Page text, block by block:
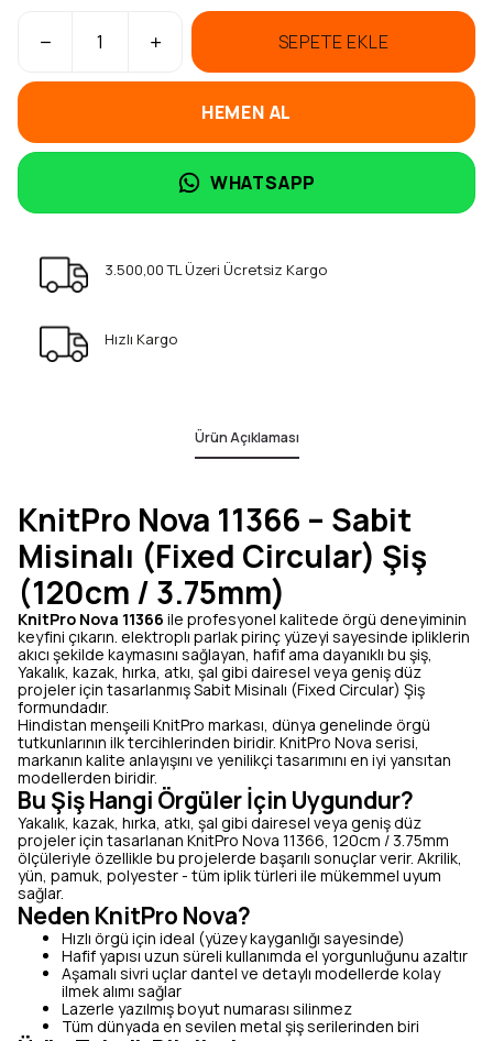
SEPETE EKLE
HEMEN AL
WHATSAPP
3.500,00 TL Üzeri Ücretsiz Kargo
Hızlı Kargo
Ürün Açıklaması
KnitPro Nova 11366 – Sabit
Misinalı (Fixed Circular) Şiş
(120cm / 3.75mm)
KnitPro Nova 11366 ile profesyonel kalitede örgü deneyiminin
keyfini çıkarın. elektroplı parlak pirinç yüzeyi sayesinde ipliklerin
akıcı şekilde kaymasını sağlayan, hafif ama dayanıklı bu şiş,
Yakalık, kazak, hırka, atkı, şal gibi dairesel veya geniş düz
projeler için tasarlanmış Sabit Misinalı (Fixed Circular) Şiş
formundadır.
Hindistan menşeili KnitPro markası, dünya genelinde örgü
tutkunlarının ilk tercihlerinden biridir. KnitPro Nova serisi,
markanın kalite anlayışını ve yenilikçi tasarımını en iyi yansıtan
modellerden biridir.
Bu Şiş Hangi Örgüler İçin Uygundur?
Yakalık, kazak, hırka, atkı, şal gibi dairesel veya geniş düz
projeler için tasarlanan KnitPro Nova 11366, 120cm / 3.75mm
ölçüleriyle özellikle bu projelerde başarılı sonuçlar verir. Akrilik,
yün, pamuk, polyester - tüm iplik türleri ile mükemmel uyum
sağlar.
Neden KnitPro Nova?
Hızlı örgü için ideal (yüzey kayganlığı sayesinde)
Hafif yapısı uzun süreli kullanımda el yorgunluğunu azaltır
Aşamalı sivri uçlar dantel ve detaylı modellerde kolay
ilmek alımı sağlar
Lazerle yazılmış boyut numarası silinmez
Tüm dünyada en sevilen metal şiş serilerinden biri